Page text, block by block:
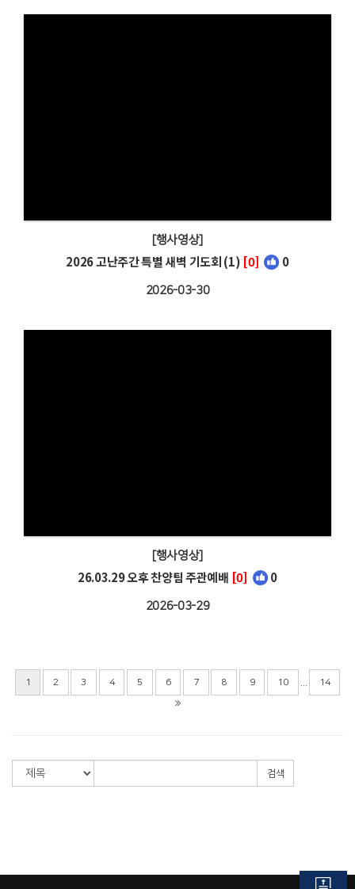
[행사영상]
2026 고난주간 특별 새벽 기도회 (1) [0] 0
2026-03-30
[행사영상]
26.03.29 오후 찬양팀 주관예배 [0] 0
2026-03-29
1 2 3 4 5 6 7 8 9 10 14
검색